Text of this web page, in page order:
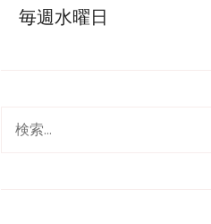
毎週水曜日
検